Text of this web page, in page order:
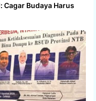
Cagar Budaya Harus